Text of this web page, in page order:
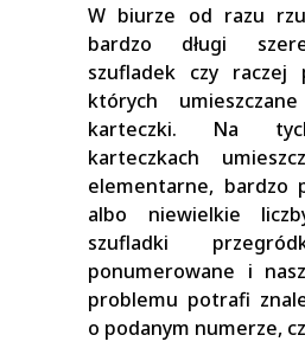
W biurze od razu
bardzo długi
szufladek czy raczej
których
karteczki. Na
karteczkach
elementarne, bardzo
albo niewielkie
szufladki
ponumerowane i
problemu potrafi
o podanym numerze,